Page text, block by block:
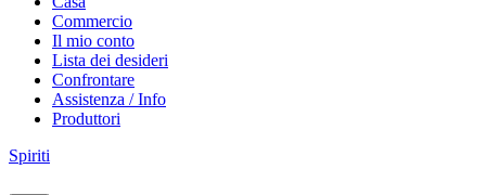
Commercio
Il mio conto
Lista dei desideri
Confrontare
Assistenza / Info
Produttori
Spiriti